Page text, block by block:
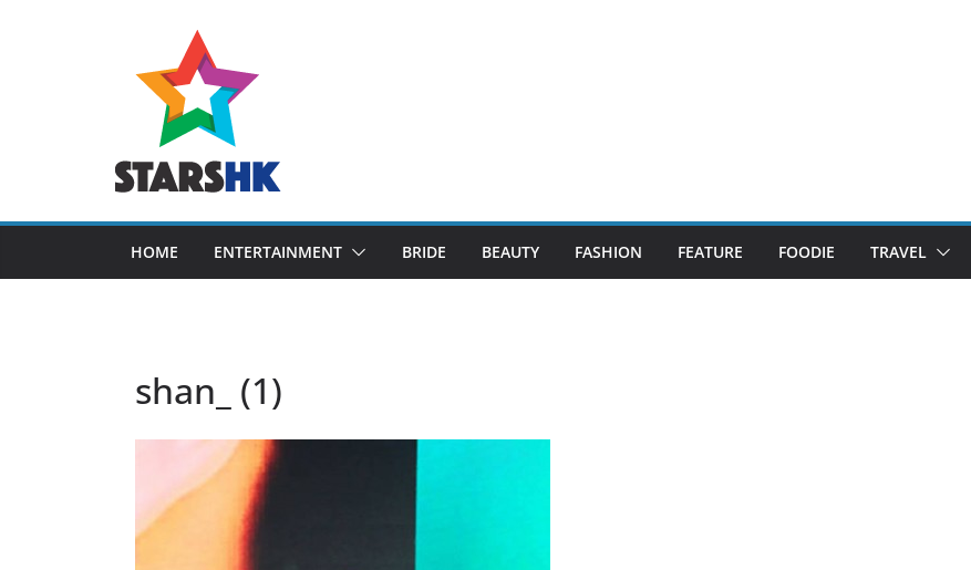
HOME ENTERTAINMENT BRIDE BEAUTY FASHION FEATURE FOODIE TRAVEL
shan_ (1)